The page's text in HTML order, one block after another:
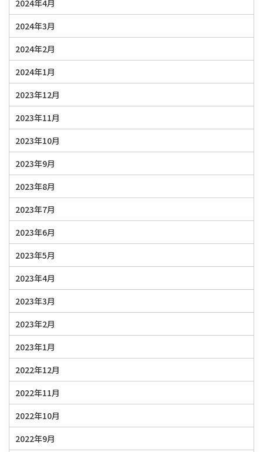
2024年4月
2024年3月
2024年2月
2024年1月
2023年12月
2023年11月
2023年10月
2023年9月
2023年8月
2023年7月
2023年6月
2023年5月
2023年4月
2023年3月
2023年2月
2023年1月
2022年12月
2022年11月
2022年10月
2022年9月